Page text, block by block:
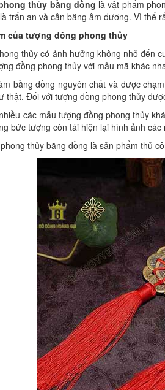
thủy bằng đồng là vật phẩm
trấn an và cân bằng âm dương. Vì thế
của tượng đồng phong thủy
thủy có ảnh hưởng không nhỏ đến
đồng phong thủy với mẫu mã khác
bằng đồng nguyên chất và được
thật. Đối với tượng đồng phong thủy
các mẫu tượng đồng phong thủy
bức tượng còn tái hiện lại hình ảnh
thủy bằng đồng là sản phẩm thủ